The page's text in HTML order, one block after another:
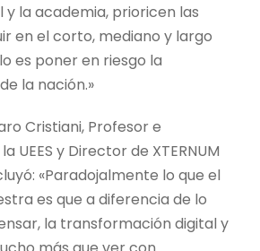
la academia, prioricen las
en el corto, mediano y largo
es poner en riesgo la
la nación.»
Cristiani, Profesor e
UEES y Director de XTERNUM
«Paradojalmente lo que el
es que a diferencia de lo
la transformación digital y